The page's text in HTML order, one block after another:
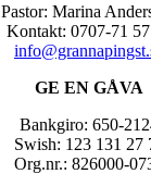
Pastor: Marina
Kontakt: 0707-71
GE EN GÅVA
Bankgiro: 650-
Swish: 123 131 27
Org.nr.: 826000-